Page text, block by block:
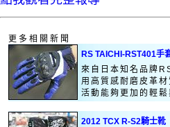
更多相關新聞
RS TAICHI-RST401手
來自日本知名品牌
用高質感耐磨皮革
活動能夠更加的輕
2012 TCX R-S2騎士靴